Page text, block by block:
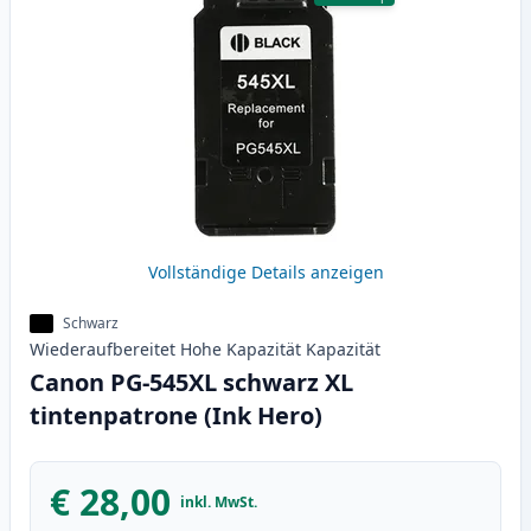
Vollständige Details anzeigen
Schwarz
Wiederaufbereitet Hohe Kapazität Kapazität
Canon PG-545XL schwarz XL
tintenpatrone (Ink Hero)
€ 28,00 inkl. MwSt.